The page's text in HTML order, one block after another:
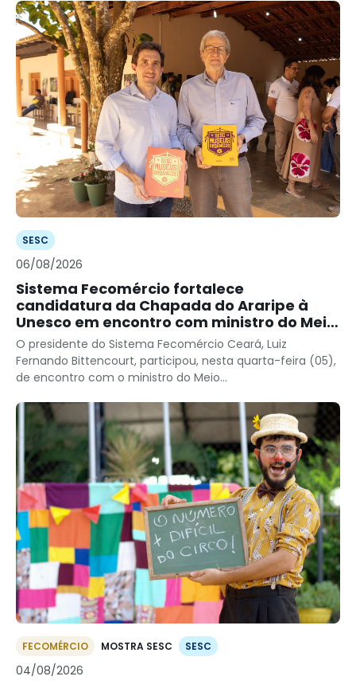
SESC
06/08/2026
Sistema Fecomércio fortalece
candidatura da Chapada do Araripe à
Unesco em encontro com ministro do Meio
Ambiente
O presidente do Sistema Fecomércio Ceará, Luiz
Fernando Bittencourt, participou, nesta quarta-feira (05),
de encontro com o ministro do Meio...
FECOMÉRCIO MOSTRA SESC SESC
04/08/2026